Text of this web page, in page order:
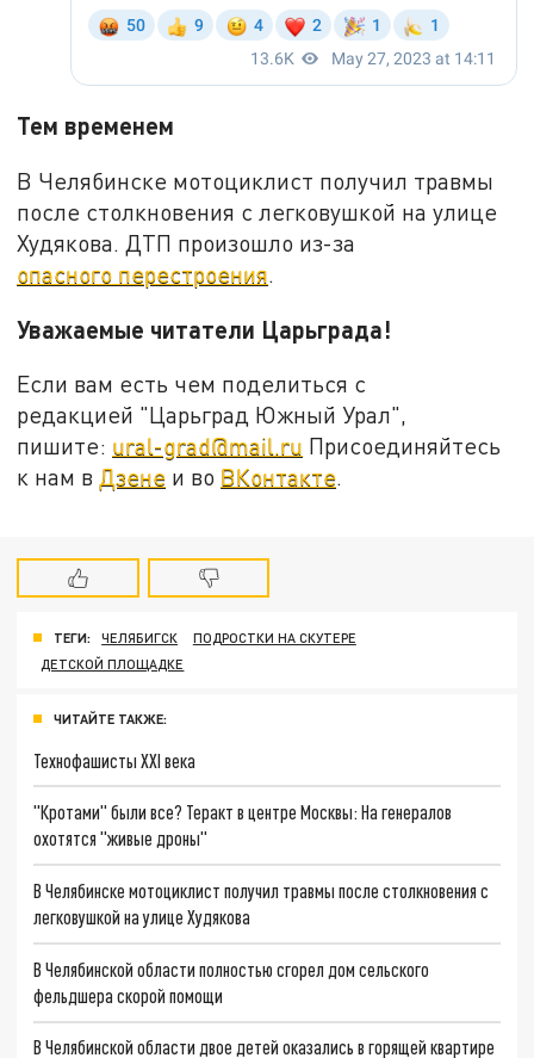
Тем временем
В Челябинске мотоциклист получил травмы
после столкновения с легковушкой на улице
Худякова. ДТП произошло из-за
опасного перестроения.
Уважаемые читатели Царьграда!
Если вам есть чем поделиться с
редакцией "Царьград Южный Урал",
пишите: ural-grad@mail.ru Присоединяйтесь
к нам в Дзене и во ВКонтакте.
ТЕГИ: ЧЕЛЯБИГСК
ПОДРОСТКИ НА СКУТЕРЕ
ДЕТСКОЙ ПЛОЩАДКЕ
ЧИТАЙТЕ ТАКЖЕ:
Технофашисты XXI века
"Кротами" были все? Теракт в центре Москвы: На генералов
охотятся "живые дроны"
В Челябинске мотоциклист получил травмы после столкновения с
легковушкой на улице Худякова
В Челябинской области полностью сгорел дом сельского
фельдшера скорой помощи
В Челябинской области двое детей оказались в горящей квартире